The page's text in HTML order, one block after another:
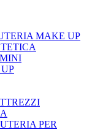
MAKE UP
PER